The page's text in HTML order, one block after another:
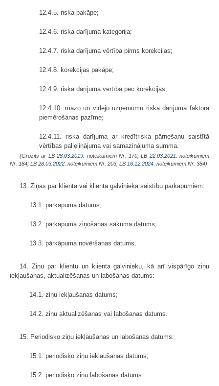
12.4.5. riska pakāpe;
12.4.6. riska darījuma kategorija;
12.4.7. riska darījuma vērtība pirms korekcijas;
12.4.8. korekcijas pakāpe;
12.4.9. riska darījuma vērtība pēc korekcijas;
12.4.10. mazo un vidējo uzņēmumu riska darījuma faktora
piemērošanas pazīme;
12.4.11. riska darījuma ar kredītriska pārnešanu saistītā
vērtības palielinājuma vai samazinājuma summa.
(Grozīts ar LB28.03.2019. noteikumiem Nr. 170; LB 22.03.2021.
noteikumiem
Nr. 184; LB 28.03.2022. noteikumiem Nr. 203; LB 16.12.2024. noteikumiem Nr. 384)
13. Ziņas par klienta vai klienta galvinieka saistību pārkāpumiem:
13.1. pārkāpuma datums;
13.2. pārkāpuma ziņošanas sākuma datums;
13.3. pārkāpuma novēršanas datums.
14. Ziņu par klientu un klienta galvinieku, kā arī vispārīgo ziņu
iekļaušanas, aktualizēšanas un labošanas datums:
14.1. ziņu iekļaušanas datums;
14.2. ziņu aktualizēšanas vai labošanas datums.
15. Periodisko ziņu iekļaušanas un labošanas datums:
15.1. periodisko ziņu iekļaušanas datums;
15.2. periodisko ziņu labošanas datums.